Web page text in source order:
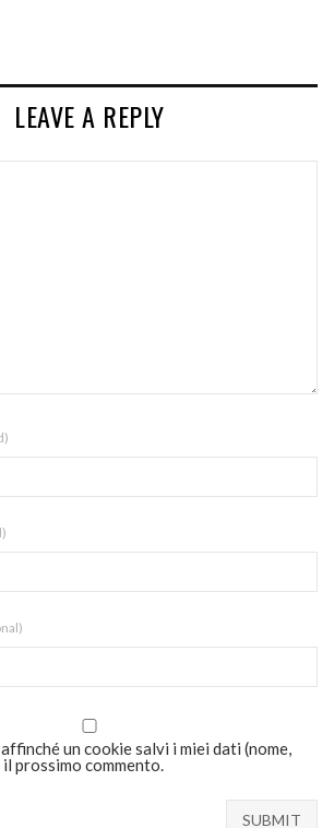
LEAVE A REPLY
un cookie salvi i miei dati (nome,
prossimo commento.